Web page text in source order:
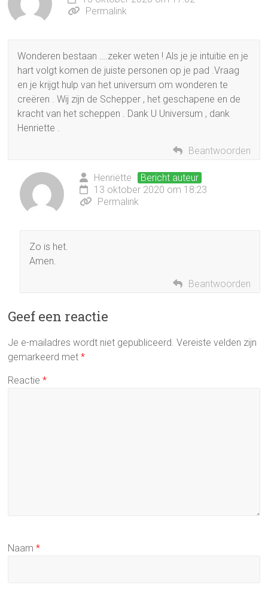
Permalink
Wonderen bestaan ….zeker weten ! Als je je intuïtie en je
hart volgt komen de juiste personen op je pad .Vraag
en je krijgt hulp van het universum om wonderen te
creëren . Wij zijn de Schepper , het geschapene en de
kracht van het scheppen . Dank U Universum , dank
Henriette .
Beantwoorden
Henriëtte
Bericht auteur
13 oktober 2020 om 18:23
Permalink
Zo is het.
Amen.
Beantwoorden
Geef een reactie
Je e-mailadres wordt niet gepubliceerd. Vereiste velden zijn
gemarkeerd met*
Reactie*
Naam*